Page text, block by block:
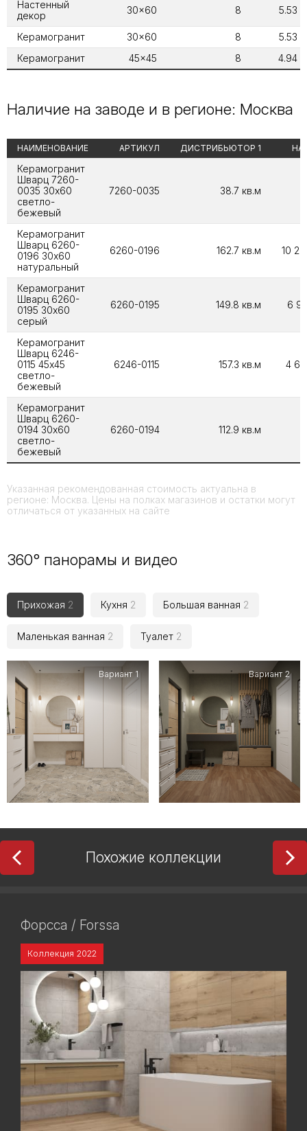
Настенный
декор
30x60 8 5.53
Керамогранит 30x60 8
5.53
Керамогранит
45x45 8 4.94
Наличие на заводе и в регионе: Москва
НАИМЕНОВАНИЕ АРТИКУЛ ДИСТРИБЬЮТОР 1 НА
Керамогранит
Шварц 7260-
0035 30х60
светло-
бежевый
7260-0035 38.7 кв.м
Керамогранит
Шварц 6260-
0196 30х60
натуральный
6260-0196 162.7 кв.м 10
Керамогранит
Шварц 6260-
0195 30х60
серый
6260-0195 149.8 кв.м 6
Керамогранит
Шварц 6246-
0115 45x45
светло-
бежевый
6246-0115 157.3 кв.м 4
Керамогранит
Шварц 6260-
0194 30х60
светло-
бежевый
6260-0194 112.9 кв.м
Указанная рекомендованная стоимость актуальна в
регионе: Москва. Цены на полках магазинов и остатки могут
отличаться от указанных на сайте
360° панорамы и видео
Прихожая 2 Кухня 2 Большая ванная 2
Маленькая ванная 2 Туалет 2
Вариант 1 Вариант 2
Похожие коллекции
Форсса / Forssa
Коллекция 2022